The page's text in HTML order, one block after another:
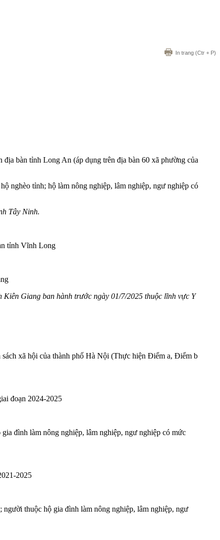
In trang (Ctr + P)
bàn tỉnh Long An (áp dụng trên địa bàn 60 xã phường của
nghèo tỉnh; hộ làm nông nghiệp, lâm nghiệp, ngư nghiệp có
Tây Ninh.
tỉnh Vĩnh Long
Giang ban hành trước ngày 01/7/2025 thuộc lĩnh vực Y
xã hội của thành phố Hà Nội (Thực hiện Điểm a, Điểm b
đoạn 2024-2025
đình làm nông nghiệp, lâm nghiệp, ngư nghiệp có mức
2025
thuộc hộ gia đình làm nông nghiệp, lâm nghiệp, ngư